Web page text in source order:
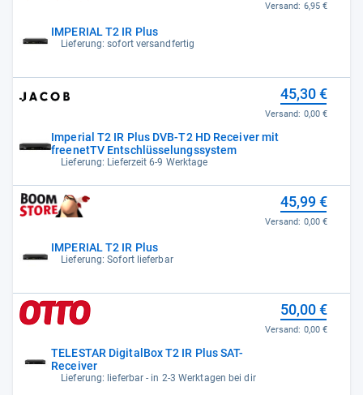
IMPERIAL T2 IR Plus
Lieferung: sofort versandfertig
Versand: 6,95 €
Imperial T2 IR Plus DVB-T2 HD Receiver mit
freenetTV Entschlüsselungssystem
Lieferung: Lieferzeit 6-9 Werktage
45,30 €
Versand: 0,00 €
IMPERIAL T2 IR Plus
Lieferung: Sofort lieferbar
45,99 €
Versand: 0,00 €
TELESTAR DigitalBox T2 IR Plus SAT-
Receiver
Lieferung: lieferbar - in 2-3 Werktagen bei dir
50,00 €
Versand: 0,00 €